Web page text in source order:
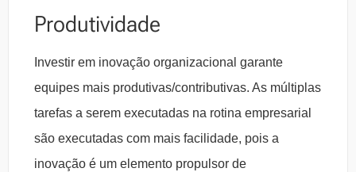
Produtividade
Investir em inovação organizacional garante
equipes mais produtivas/contributivas. As múltiplas
tarefas a serem executadas na rotina empresarial
são executadas com mais facilidade, pois a
inovação é um elemento propulsor de